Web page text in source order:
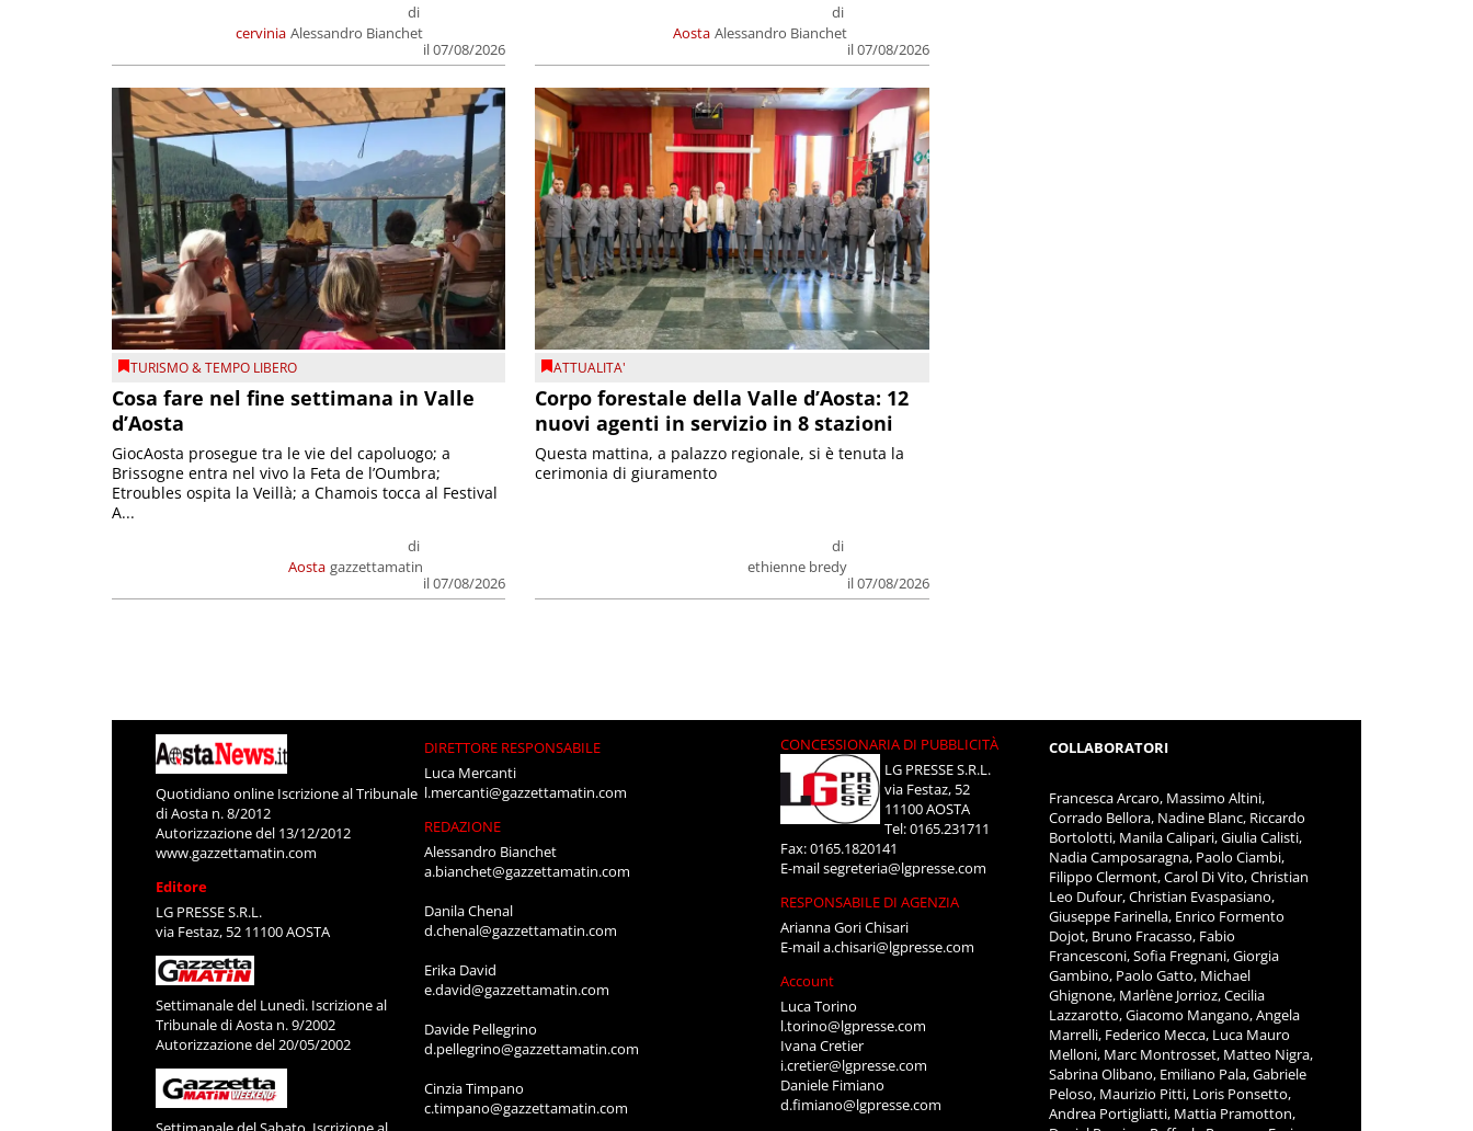
cervinia
di
Alessandro Bianchet
il 07/08/2026
Aosta
di
Alessandro Bianchet
il 07/08/2026
TURISMO & TEMPO LIBERO
Cosa fare nel fine settimana in Valle
d’Aosta
Aosta
di
gazzettamatin
il 07/08/2026
GiocAosta prosegue tra le vie del capoluogo; a
Brissogne entra nel vivo la Feta de l’Oumbra;
Etroubles ospita la Veillà; a Chamois tocca al Festival
A...
ATTUALITA'
Corpo forestale della Valle d’Aosta: 12
nuovi agenti in servizio in 8 stazioni
di
ethienne bredy
il 07/08/2026
Questa mattina, a palazzo regionale, si è tenuta la
cerimonia di giuramento
Quotidiano online Iscrizione al Tribunale
di Aosta n. 8/2012
Autorizzazione del 13/12/2012
www.gazzettamatin.com
Editore
LG PRESSE S.R.L.
via Festaz, 52 11100 AOSTA
Settimanale del Lunedì. Iscrizione al
Tribunale di Aosta n. 9/2002
Autorizzazione del 20/05/2002
DIRETTORE RESPONSABILE
Luca Mercanti
l.mercanti@gazzettamatin.com
REDAZIONE
Alessandro Bianchet
a.bianchet@gazzettamatin.com
Danila Chenal
d.chenal@gazzettamatin.com
Erika David
e.david@gazzettamatin.com
Davide Pellegrino
d.pellegrino@gazzettamatin.com
Cinzia Timpano
c.timpano@gazzettamatin.com
CONCESSIONARIA DI PUBBLICITÀ
LG PRESSE S.R.L.
via Festaz, 52
11100 AOSTA
Tel: 0165.231711
Fax: 0165.1820141
E-mailsegreteria@lgpresse.com
RESPONSABILE DI AGENZIA
Arianna Gori Chisari
E-maila.chisari@lgpresse.com
Account
Luca Torino
l.torino@lgpresse.com
Ivana Cretier
i.cretier@lgpresse.com
Daniele Fimiano
d.fimiano@lgpresse.com
COLLABORATORI
Francesca Arcaro, Massimo Altini,
Corrado Bellora, Nadine Blanc, Riccardo
Bortolotti, Manila Calipari, Giulia Calisti,
Nadia Camposaragna, Paolo Ciambi,
Filippo Clermont, Carol Di Vito, Christian
Leo Dufour, Christian Evaspasiano,
Giuseppe Farinella, Enrico Formento
Dojot, Bruno Fracasso, Fabio
Francesconi, Sofia Fregnani, Giorgia
Gambino, Paolo Gatto, Michael
Ghignone, Marlène Jorrioz, Cecilia
Lazzarotto, Giacomo Mangano, Angela
Marrelli, Federico Mecca, Luca Mauro
Melloni, Marc Montrosset, Matteo Nigra,
Sabrina Olibano, Emiliano Pala, Gabriele
Peloso, Maurizio Pitti, Loris Ponsetto,
Andrea Portigliatti, Mattia Pramotton,